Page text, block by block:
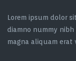
Lorem ipsum dolor
diamno nummy
magna aliquam erat